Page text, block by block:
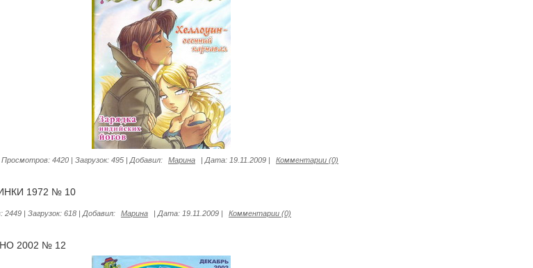
Просмотров: 4420 | Загрузок: 495 | Добавил: Марина | Дата: 19.11.2009 | Комментарии (0)
1972 № 10
2449 | Загрузок: 618 | Добавил: Марина | Дата: 19.11.2009 | Комментарии (0)
2002 № 12